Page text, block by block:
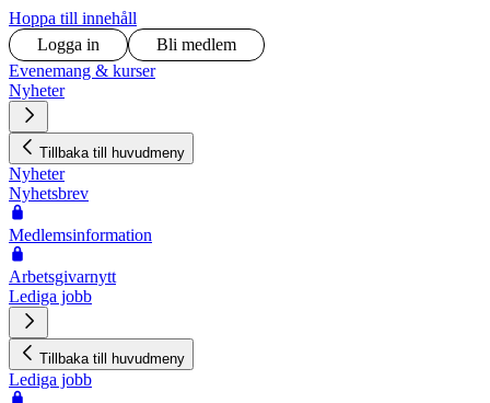
Hoppa till innehåll
Logga in
Bli medlem
Evenemang & kurser
Nyheter
Tillbaka till huvudmeny
Nyheter
Nyhetsbrev
Medlemsinformation
Arbetsgivarnytt
Lediga jobb
Tillbaka till huvudmeny
Lediga jobb